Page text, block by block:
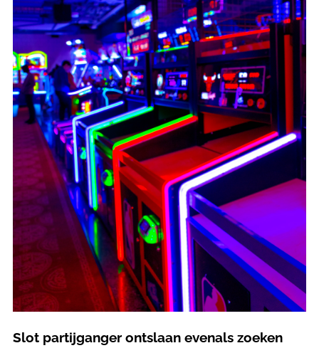
Slot partijganger ontslaan evenals zoeken